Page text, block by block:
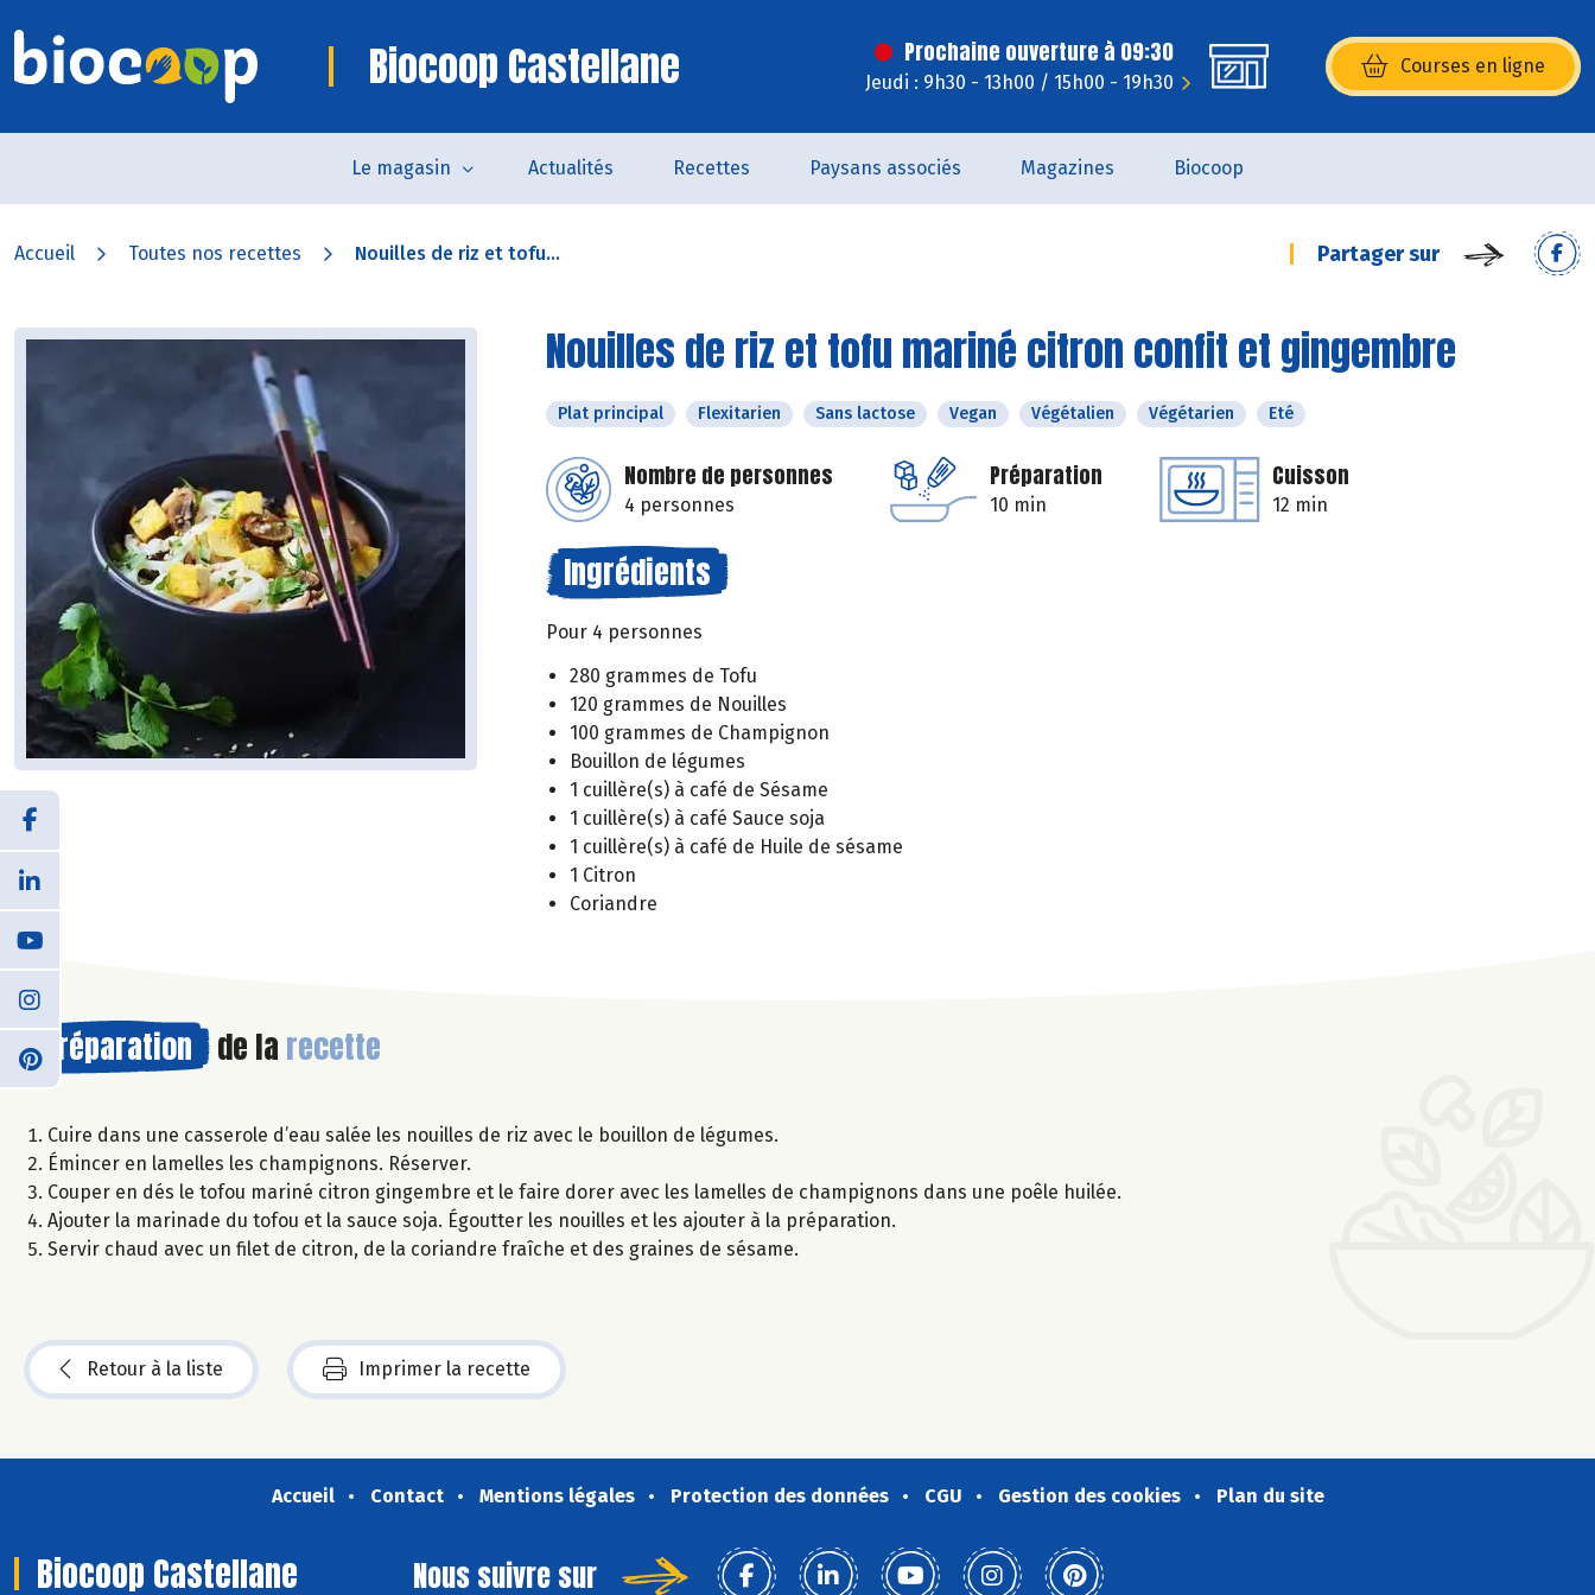
Biocoop Castellane Prochaine ouverture à 09:30
Jeudi : 9h30 - 13h00 / 15h00 - 19h30
Courses en ligne
(s’ouvre dans une nouvelle
Le magasin Actualités Recettes Paysans associés Magazines Biocoop
Accueil Toutes nos recettes Nouilles de riz et tofu... Partager sur
Nouilles de riz et tofu mariné citron confit et gingembre
Plat principal Flexitarien Sans lactose Vegan Végétalien Végétarien Eté
Nombre de personnes
4 personnes
Préparation
10 min
Cuisson
12 min
Ingrédients
Pour 4 personnes
280 grammes de Tofu
120 grammes de Nouilles
100 grammes de Champignon
Bouillon de légumes
1 cuillère(s) à café de Sésame
1 cuillère(s) à café Sauce soja
1 cuillère(s) à café de Huile de sésame
1 Citron
Coriandre
Préparation de la recette
Cuire dans une casserole d’eau salée les nouilles de riz avec le bouillon de légumes.
Émincer en lamelles les champignons. Réserver.
Couper en dés le tofou mariné citron gingembre et le faire dorer avec les lamelles de champignons dans une poêle huilée.
Ajouter la marinade du tofou et la sauce soja. Égoutter les nouilles et les ajouter à la préparation.
Servir chaud avec un filet de citron, de la coriandre fraîche et des graines de sésame.
Retour à la liste Imprimer la recette
Accueil Contact Mentions légales Protection des données CGU Gestion des cookies Plan du site
Biocoop Castellane Nous suivre sur